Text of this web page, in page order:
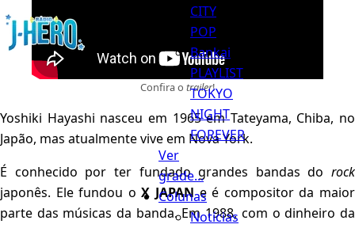
CITY
POP
Bankai
PLAYLIST
TOKYO
NIGHT
FOREVER
Ver
grade...
Colunas
Notícias
Confira o trailer!
Yoshiki Hayashi nasceu em 1965 em Tateyama, Chiba, no
Japão, mas atualmente vive em Nova York.
É conhecido por ter fundado grandes bandas do rock
japonês. Ele fundou oX JAPANe é compositor da maior
parte das músicas da banda. Em 1988, com o dinheiro da